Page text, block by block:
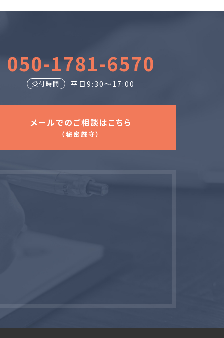
050-1781-6570
受付時間 平日9:30～17:00
メールでのご相談はこちら
（秘密厳守）